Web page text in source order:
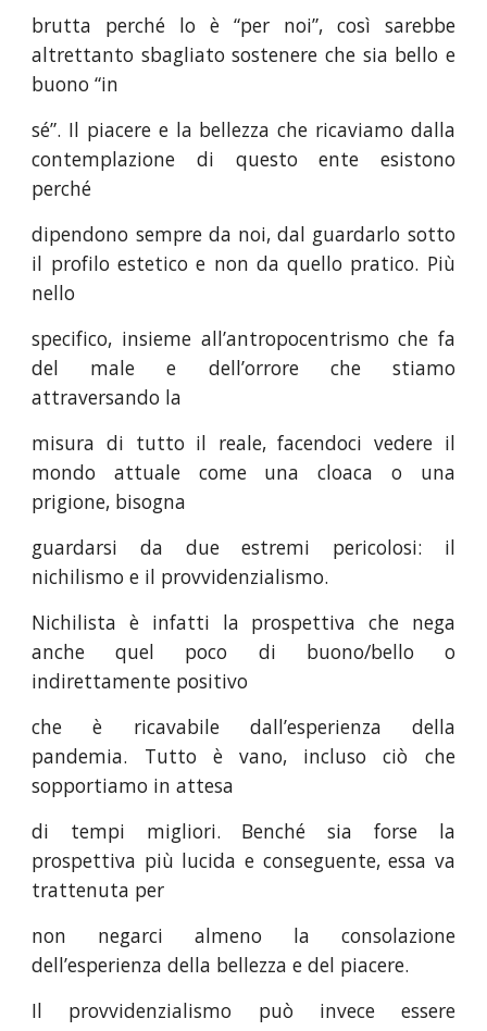
brutta perché lo è “per noi”, così sarebbe
altrettanto sbagliato sostenere che sia bello e
buono “in
sé”. Il piacere e la bellezza che ricaviamo dalla
contemplazione di questo ente esistono
perché
dipendono sempre da noi, dal guardarlo sotto
il profilo estetico e non da quello pratico. Più
nello
specifico, insieme all’antropocentrismo che fa
del male e dell’orrore che stiamo
attraversando la
misura di tutto il reale, facendoci vedere il
mondo attuale come una cloaca o una
prigione, bisogna
guardarsi da due estremi pericolosi: il
nichilismo e il provvidenzialismo.
Nichilista è infatti la prospettiva che nega
anche quel poco di buono/bello o
indirettamente positivo
che è ricavabile dall’esperienza della
pandemia. Tutto è vano, incluso ciò che
sopportiamo in attesa
di tempi migliori. Benché sia forse la
prospettiva più lucida e conseguente, essa va
trattenuta per
non negarci almeno la consolazione
dell’esperienza della bellezza e del piacere.
Il provvidenzialismo può invece essere